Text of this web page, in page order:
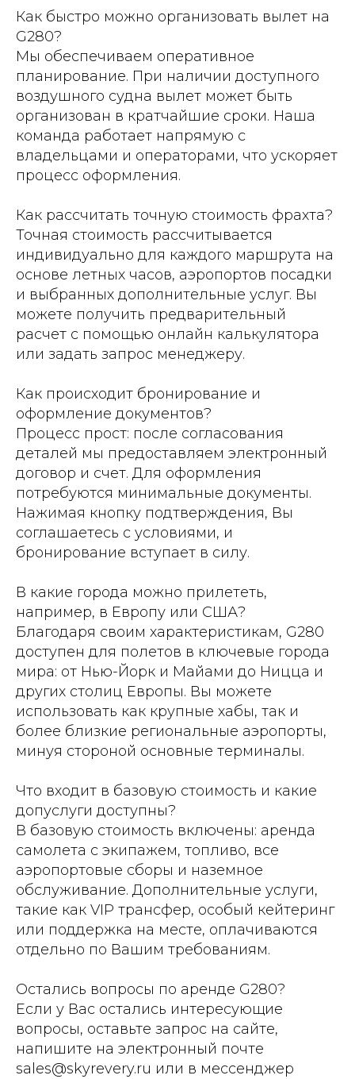
Как быстро можно организовать вылет на
G280?
Мы обеспечиваем оперативное
планирование. При наличии доступного
воздушного судна вылет может быть
организован в кратчайшие сроки. Наша
команда работает напрямую с
владельцами и операторами, что ускоряет
процесс оформления.
Как рассчитать точную стоимость фрахта?
Точная стоимость рассчитывается
индивидуально для каждого маршрута на
основе летных часов, аэропортов посадки
и выбранных дополнительные услуг. Вы
можете получить предварительный
расчет с помощью онлайн калькулятора
или задать запрос менеджеру.
Как происходит бронирование и
оформление документов?
Процесс прост: после согласования
деталей мы предоставляем электронный
договор и счет. Для оформления
потребуются минимальные документы.
Нажимая кнопку подтверждения, Вы
соглашаетесь с условиями, и
бронирование вступает в силу.
В какие города можно прилететь,
например, в Европу или США?
Благодаря своим характеристикам, G280
доступен для полетов в ключевые города
мира: от Нью-Йорк и Майами до Ницца и
других столиц Европы. Вы можете
использовать как крупные хабы, так и
более близкие региональные аэропорты,
минуя стороной основные терминалы.
Что входит в базовую стоимость и какие
допуслуги доступны?
В базовую стоимость включены: аренда
самолета с экипажем, топливо, все
аэропортовые сборы и наземное
обслуживание. Дополнительные услуги,
такие как VIP трансфер, особый кейтеринг
или поддержка на месте, оплачиваются
отдельно по Вашим требованиям.
Остались вопросы по аренде G280?
Если у Вас остались интересующие
вопросы, оставьте запрос на сайте,
напишите на электронный почте
sales@skyrevery.ru или в мессенджер